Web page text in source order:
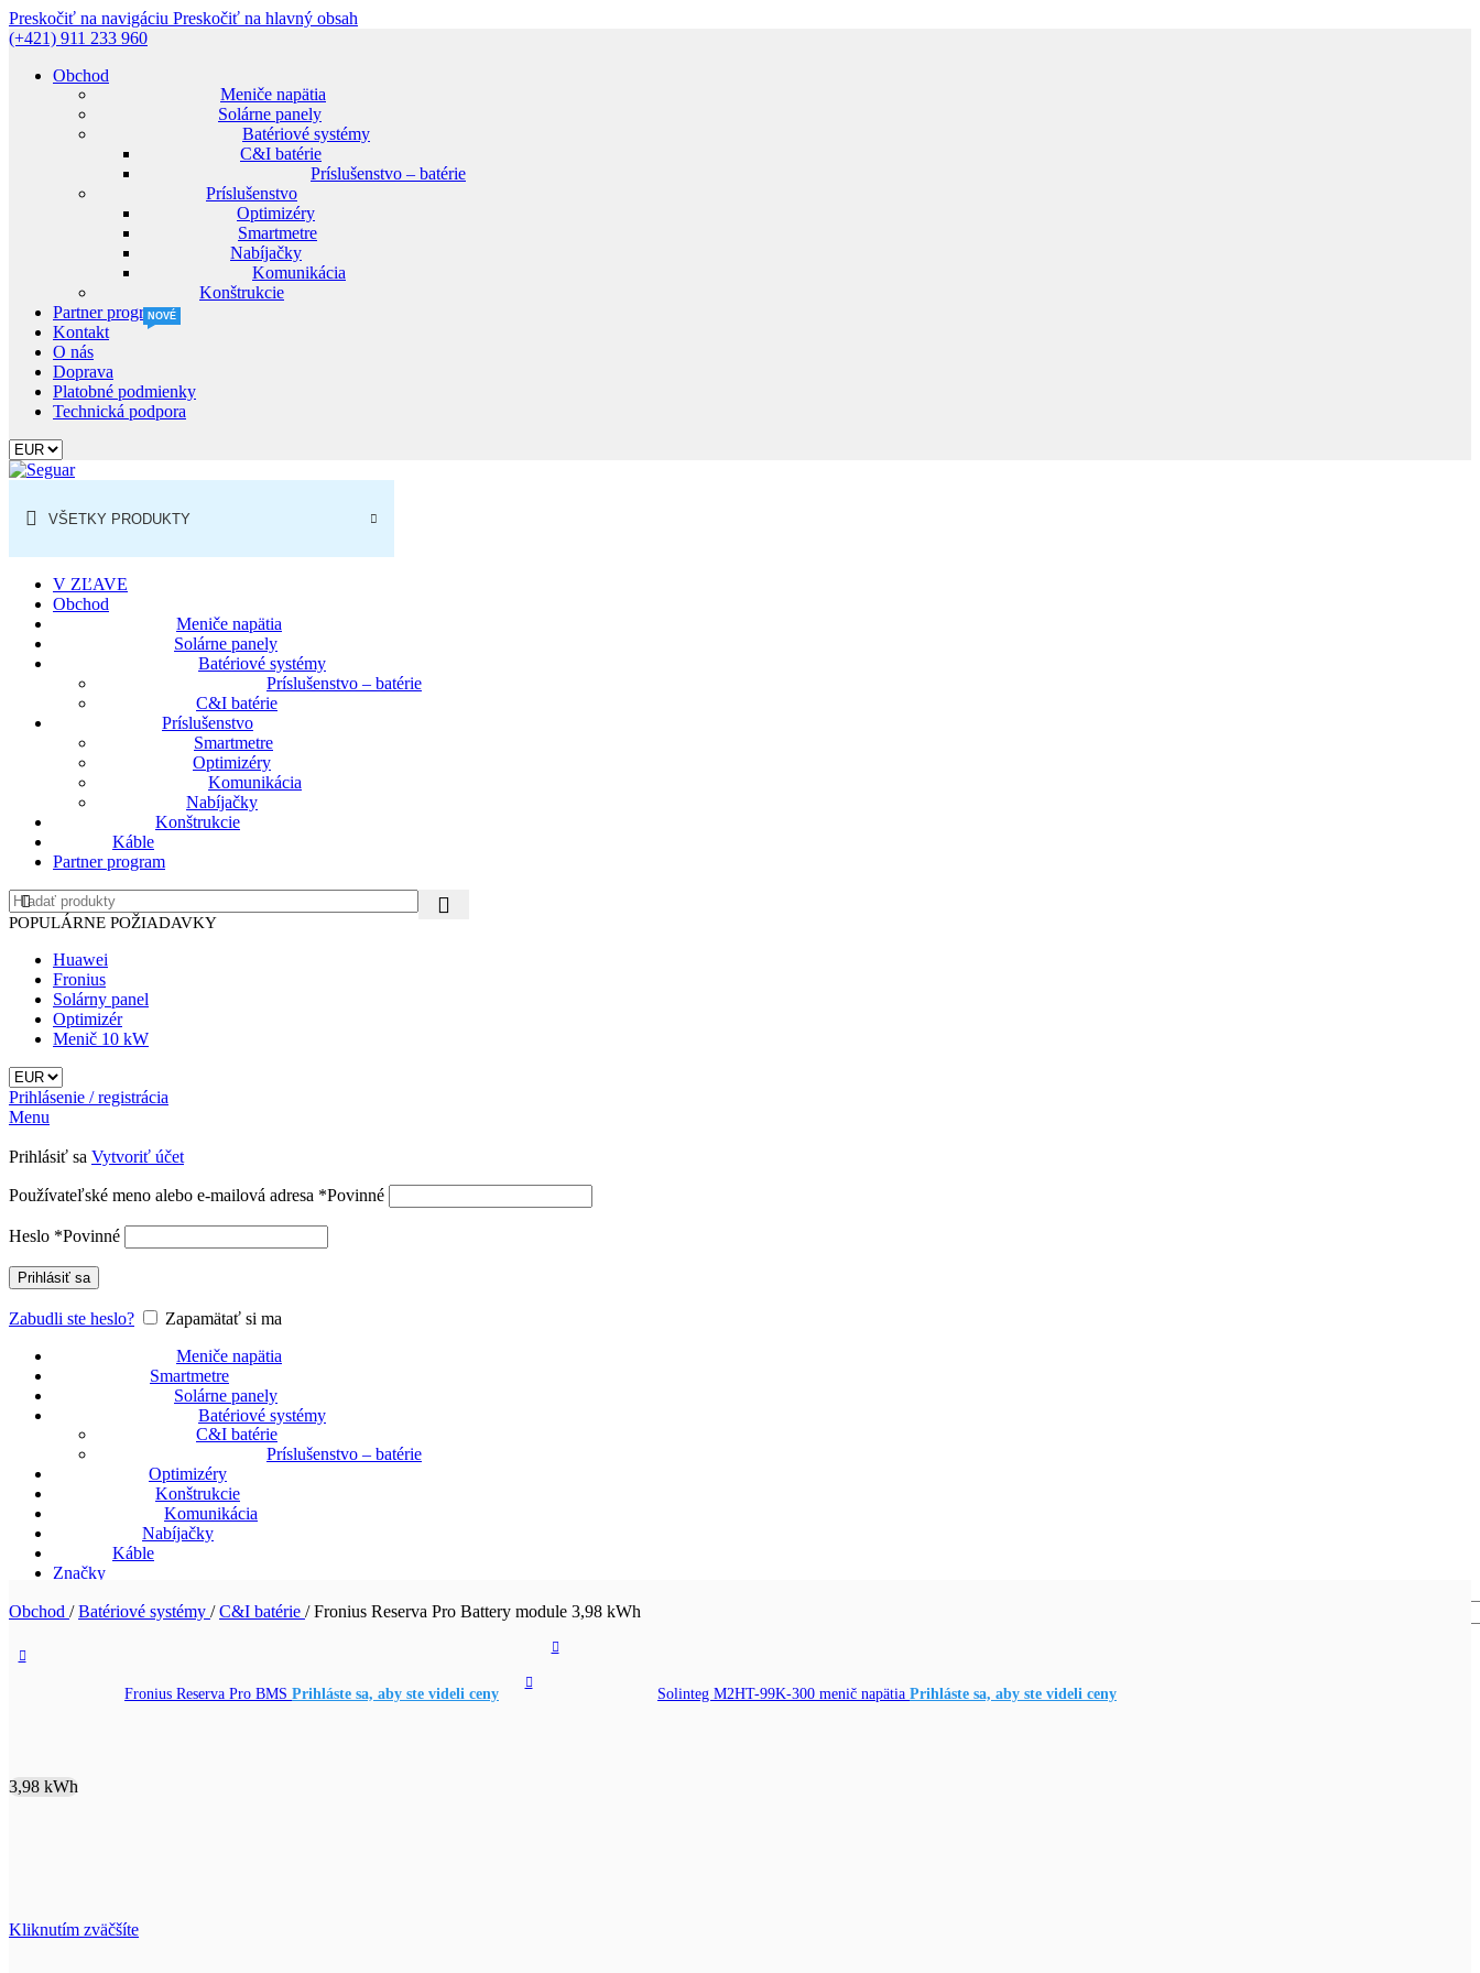
Preskočiť na navigáciu Preskočiť na hlavný obsah
(+421) 911 233 960
Obchod
Meniče napätia
Solárne panely
Batériové systémy
C&I batérie
Príslušenstvo – batérie
Príslušenstvo
Optimizéry
Smartmetre
Nabíjačky
Komunikácia
Konštrukcie
Partner program
NOVÉ
Kontakt
O nás
Doprava
Platobné podmienky
Technická podpora
VŠETKY PRODUKTY
V ZĽAVE
Obchod
Meniče napätia
Solárne panely
Batériové systémy
Príslušenstvo – batérie
C&I batérie
Príslušenstvo
Smartmetre
Optimizéry
Komunikácia
Nabíjačky
Konštrukcie
Káble
Partner program
POPULÁRNE POŽIADAVKY
Huawei
Fronius
Solárny panel
Optimizér
Menič 10 kW
Prihlásenie / registrácia
Menu
Prihlásiť sa Vytvoriť účet
Používateľské meno alebo e-mailová adresa *Povinné
Heslo *Povinné
Prihlásiť sa
Zabudli ste heslo?
Zapamätať si ma
Meniče napätia
Smartmetre
Solárne panely
Batériové systémy
C&I batérie
Príslušenstvo – batérie
Optimizéry
Konštrukcie
Komunikácia
Nabíjačky
Káble
Značky
Obchod / Batériové systémy / C&I batérie / Fronius Reserva Pro Battery module 3,98 kWh
Fronius Reserva Pro BMS Prihláste sa, aby ste videli ceny Solinteg M2HT-99K-300 menič napätia Prihláste sa, aby ste videli ceny
3,98 kWh
Kliknutím zväčšíte